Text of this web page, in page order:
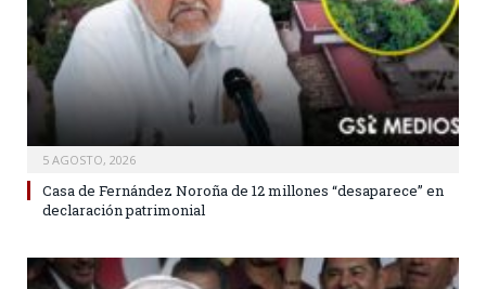
5 AGOSTO, 2026
Casa de Fernández Noroña de 12 millones “desaparece” en
declaración patrimonial